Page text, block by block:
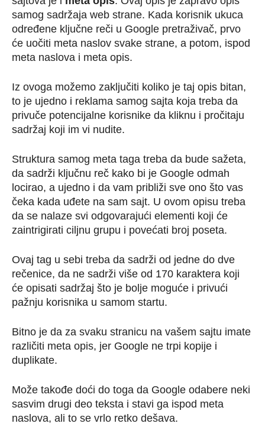
samog sadržaja web strane. Kada korisnik ukuca
određene ključne reči u Google pretraživač, prvo
će uočiti meta naslov svake strane, a potom, ispod
meta naslova i meta opis.
Iz ovoga možemo zaključiti koliko je taj opis bitan,
to je ujedno i reklama samog sajta koja treba da
privuče potencijalne korisnike da kliknu i pročitaju
sadržaj koji im vi nudite.
Struktura samog meta taga treba da bude sažeta,
da sadrži ključnu reč kako bi je Google odmah
locirao, a ujedno i da vam približi sve ono što vas
čeka kada uđete na sam sajt. U ovom opisu treba
da se nalaze svi odgovarajući elementi koji će
zaintrigirati ciljnu grupu i povećati broj poseta.
Ovaj tag u sebi treba da sadrži od jedne do dve
rečenice, da ne sadrži više od 170 karaktera koji
će opisati sadržaj što je bolje moguće i privući
pažnju korisnika u samom startu.
Bitno je da za svaku stranicu na vašem sajtu imate
različiti meta opis, jer Google ne trpi kopije i
duplikate.
Može takođe doći do toga da Google odabere neki
sasvim drugi deo teksta i stavi ga ispod meta
naslova, ali to se vrlo retko dešava.